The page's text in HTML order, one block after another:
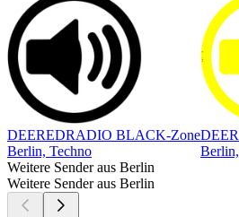
DEEREDRADIO BLACK-Zone
Berlin, Techno
Weitere Sender aus Berlin
Weitere Sender aus Berlin